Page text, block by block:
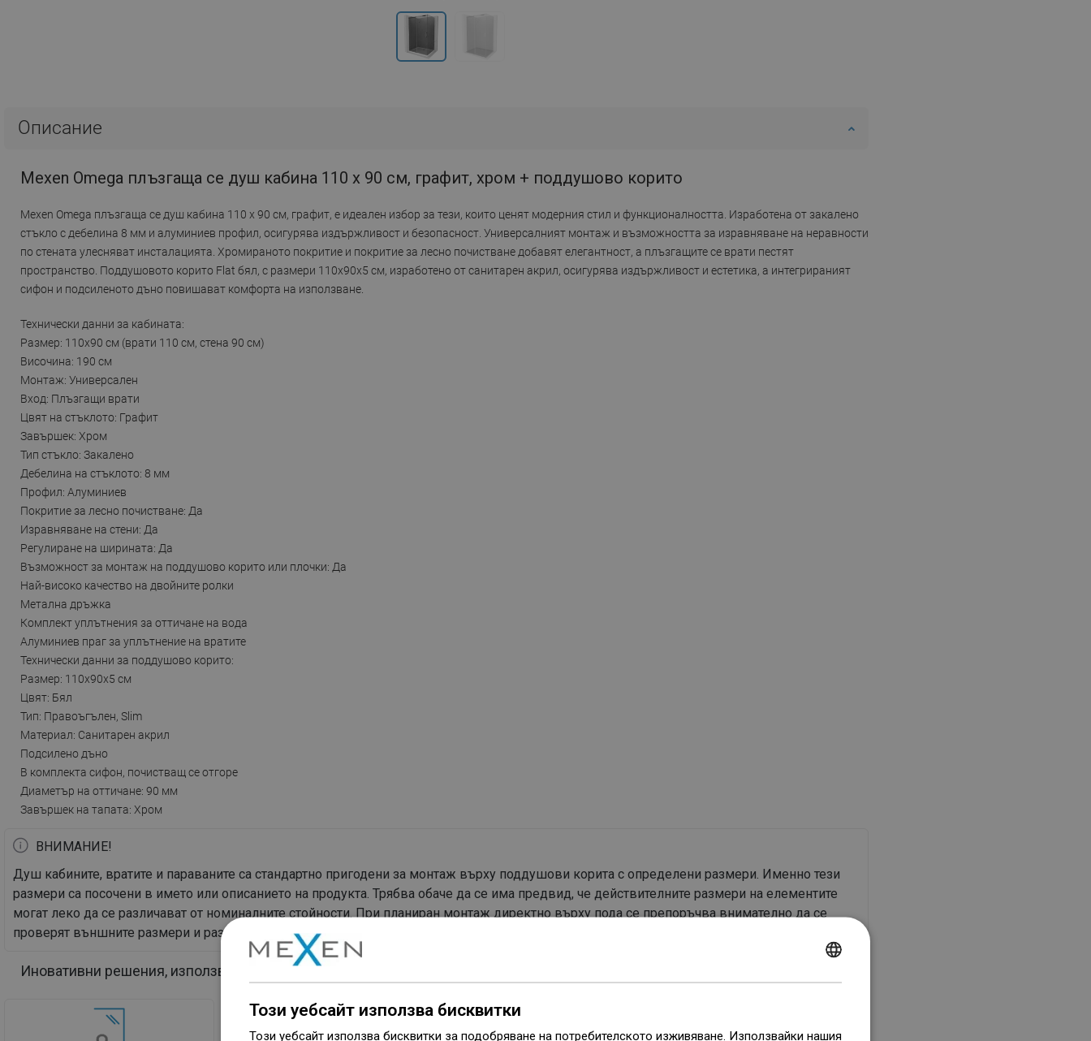
Описание
Mexen Omega плъзгаща се душ кабина 110 x 90 см, графит, хром + поддушово корито
Mexen Omega плъзгаща се душ кабина 110 x 90 см, графит, е идеален избор за тези, които ценят модерния стил и функционалността. Изработена от закалено
стъкло с дебелина 8 мм и алуминиев профил, осигурява издържливост и безопасност. Универсалният монтаж и възможността за изравняване на неравности
по стената улесняват инсталацията. Хромираното покритие и покритие за лесно почистване добавят елегантност, а плъзгащите се врати пестят
пространство. Поддушовото корито Flat бял, с размери 110x90x5 см, изработено от санитарен акрил, осигурява издържливост и естетика, а интегрираният
сифон и подсиленото дъно повишават комфорта на използване.
Технически данни за кабината:
Размер: 110x90 см (врати 110 см, стена 90 см)
Височина: 190 см
Монтаж: Универсален
Вход: Плъзгащи врати
Цвят на стъклото: Графит
Завършек: Хром
Тип стъкло: Закалено
Дебелина на стъклото: 8 мм
Профил: Алуминиев
Покритие за лесно почистване: Да
Изравняване на стени: Да
Регулиране на ширината: Да
Възможност за монтаж на поддушово корито или плочки: Да
Най-високо качество на двойните ролки
Метална дръжка
Комплект уплътнения за оттичане на вода
Алуминиев праг за уплътнение на вратите
Технически данни за поддушово корито:
Размер: 110x90x5 см
Цвят: Бял
Тип: Правоъгълен, Slim
Материал: Санитарен акрил
Подсилено дъно
В комплекта сифон, почистващ се отгоре
Диаметър на оттичане: 90 мм
Завършек на тапата: Хром
ВНИМАНИЕ!
Душ кабините, вратите и параваните са стандартно пригодени за монтаж върху поддушови корита с определени размери. Именно тези
размери са посочени в името или описанието на продукта. Трябва обаче да се има предвид, че действителните размери на елементите
могат леко да се различават от номиналните стойности. При планиран монтаж директно върху пода се препоръчва внимателно да се
проверят външните размери и разположението на елементите съгласно техническия чертеж.
Иновативни решения, използвани в този продукт
Този уебсайт използва бисквитки
Този уебсайт използва бисквитки за подобряване на потребителското изживяване. Използвайки нашия